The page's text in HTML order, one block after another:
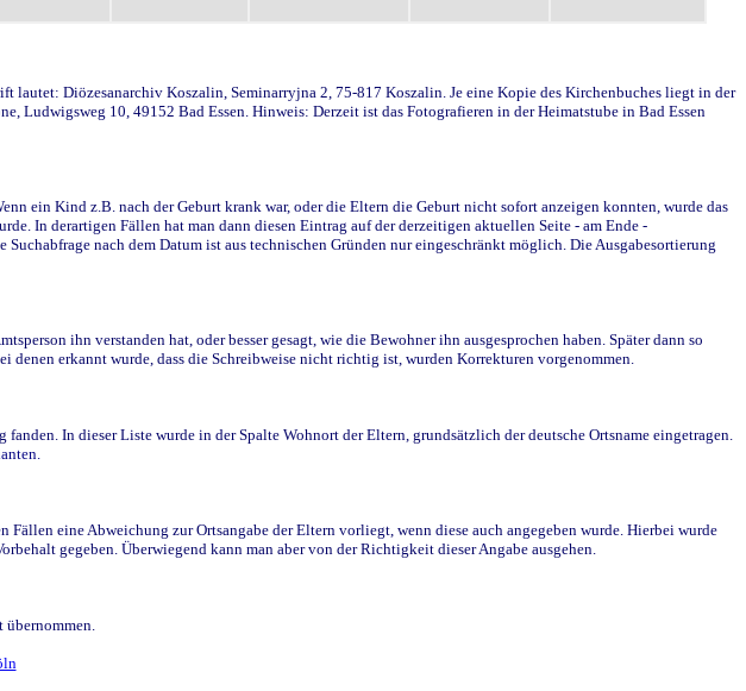
Diözesanarchiv Koszalin, Seminarryjna 2, 75-817 Koszalin. Je eine Kopie des Kirchenbuches liegt in der
Ludwigsweg 10, 49152 Bad Essen. Hinweis: Derzeit ist das Fotografieren in der Heimatstube in Bad Essen
ein Kind z.B. nach der Geburt krank war, oder die Eltern die Geburt nicht sofort anzeigen konnten, wurde das
In derartigen Fällen hat man dann diesen Eintrag auf der derzeitigen aktuellen Seite - am Ende -
nach dem Datum ist aus technischen Gründen nur eingeschränkt möglich. Die Ausgabesortierung
ihn verstanden hat, oder besser gesagt, wie die Bewohner ihn ausgesprochen haben. Später dann so
erkannt wurde, dass die Schreibweise nicht richtig ist, wurden Korrekturen vorgenommen.
In dieser Liste wurde in der Spalte Wohnort der Eltern, grundsätzlich der deutsche Ortsname eingetragen.
eine Abweichung zur Ortsangabe der Eltern vorliegt, wenn diese auch angegeben wurde. Hierbei wurde
gegeben. Überwiegend kann man aber von der Richtigkeit dieser Angabe ausgehen.